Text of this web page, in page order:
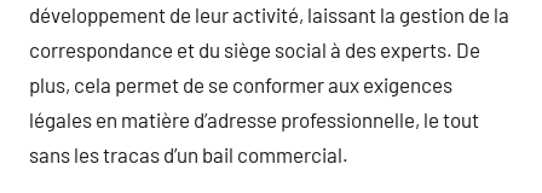
développement de leur activité, laissant la gestion de la
correspondance et du siège social à des experts. De
plus, cela permet de se conformer aux exigences
légales en matière d’adresse professionnelle, le tout
sans les tracas d’un bail commercial.